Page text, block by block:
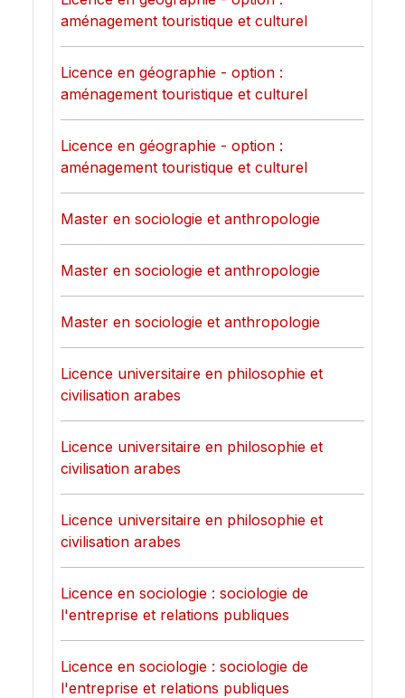
aménagement touristique et culturel
Licence en géographie - option :
aménagement touristique et culturel
Licence en géographie - option :
aménagement touristique et culturel
Master en sociologie et anthropologie
Master en sociologie et anthropologie
Master en sociologie et anthropologie
Licence universitaire en philosophie et
civilisation arabes
Licence universitaire en philosophie et
civilisation arabes
Licence universitaire en philosophie et
civilisation arabes
Licence en sociologie : sociologie de
l'entreprise et relations publiques
Licence en sociologie : sociologie de
l'entreprise et relations publiques